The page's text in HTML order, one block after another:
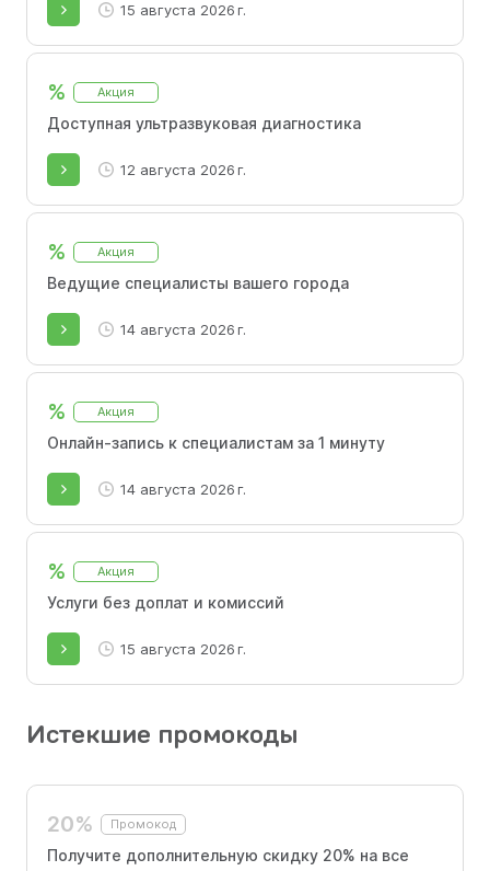
15 августа 2026 г.
% Акция
Доступная ультразвуковая диагностика
12 августа 2026 г.
% Акция
Ведущие специалисты вашего города
14 августа 2026 г.
% Акция
Онлайн-запись к специалистам за 1 минуту
14 августа 2026 г.
% Акция
Услуги без доплат и комиссий
15 августа 2026 г.
Истекшие промокоды
20% Промокод
Получите дополнительную скидку 20% на все